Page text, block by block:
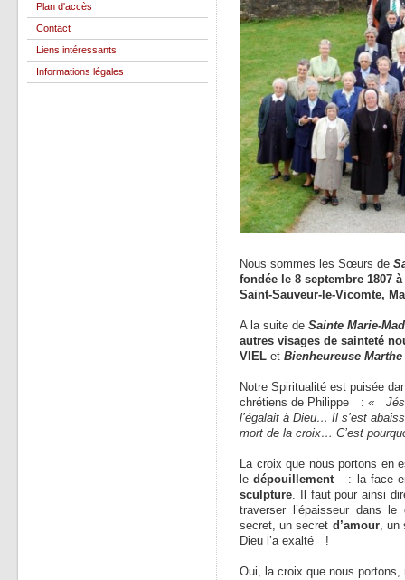
Plan d'accès
Contact
Liens intéressants
Informations légales
Nous sommes les Sœurs de
fondée le 8 septembre 1807
Saint-Sauveur-le-Vicomte,
A la suite de Sainte Marie-
autres visages de sainteté
VIEL et Bienheureuse
Notre Spiritualité est puisée
chrétiens de Philippe : «
l’égalait à Dieu… Il s’est
mort de la croix… C’est
La croix que nous portons en
ledépouillement: la face
sculpture. Il faut pour ainsi
traverser l’épaisseur dans
secret, un secret d’amour, un
Dieu l’a exalté !
Oui, la croix que nous